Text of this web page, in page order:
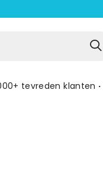
tevreden klanten